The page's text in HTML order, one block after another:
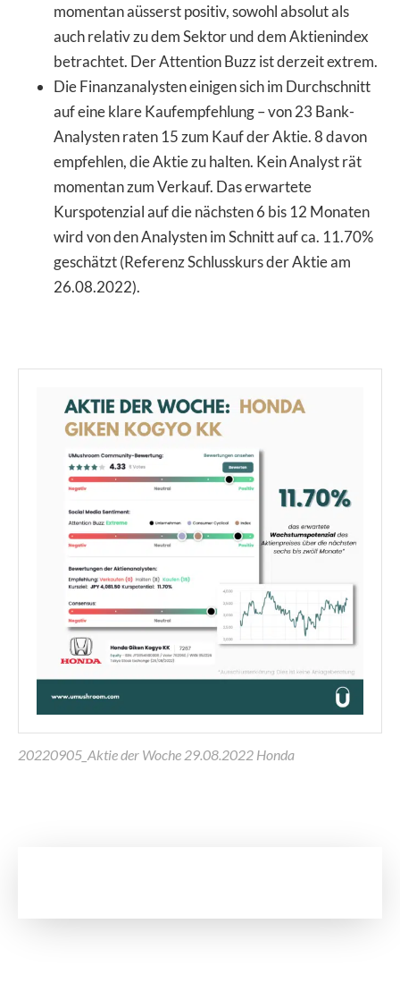
momentan aüsserst positiv, sowohl absolut als
auch relativ zu dem Sektor und dem Aktienindex
betrachtet. Der Attention Buzz ist derzeit extrem.
Die Finanzanalysten einigen sich im Durchschnitt
auf eine klare Kaufempfehlung – von 23 Bank-
Analysten raten 15 zum Kauf der Aktie. 8 davon
empfehlen, die Aktie zu halten. Kein Analyst rät
momentan zum Verkauf. Das erwartete
Kurspotenzial auf die nächsten 6 bis 12 Monaten
wird von den Analysten im Schnitt auf ca. 11.70%
geschätzt (Referenz Schlusskurs der Aktie am
26.08.2022).
20220905_Aktie der Woche 29.08.2022 Honda